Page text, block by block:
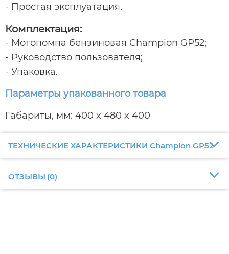
- Простая эксплуатация.
Комплектация:
- Мотопомпа бензиновая Champion GP52;
- Руководство пользователя;
- Упаковка.
Параметры упакованного товара
Габариты, мм: 400 x 480 x 400
ТЕХНИЧЕСКИЕ ХАРАКТЕРИСТИКИ Champion GP52
ОТЗЫВЫ (0)